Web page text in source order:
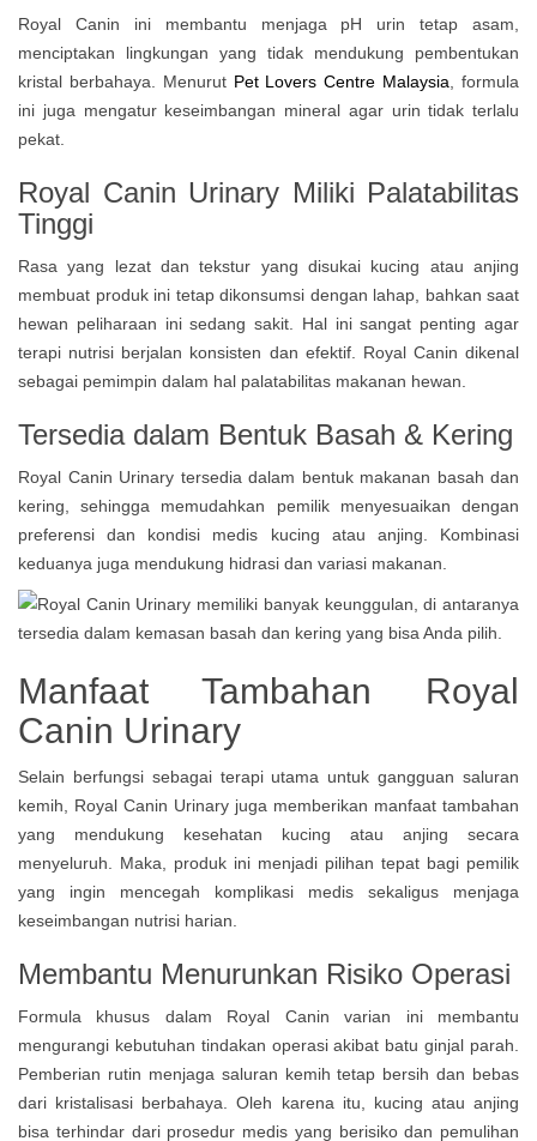
Royal Canin ini membantu menjaga pH urin tetap asam,
menciptakan lingkungan yang tidak mendukung pembentukan
kristal berbahaya. Menurut Pet Lovers Centre Malaysia , formula
ini juga mengatur keseimbangan mineral agar urin tidak terlalu
pekat.
Royal Canin Urinary Miliki Palatabilitas
Tinggi
Rasa yang lezat dan tekstur yang disukai kucing atau anjing
membuat produk ini tetap dikonsumsi dengan lahap, bahkan saat
hewan peliharaan ini sedang sakit. Hal ini sangat penting agar
terapi nutrisi berjalan konsisten dan efektif. Royal Canin dikenal
sebagai pemimpin dalam hal palatabilitas makanan hewan.
Tersedia dalam Bentuk Basah & Kering
Royal Canin Urinary tersedia dalam bentuk makanan basah dan
kering, sehingga memudahkan pemilik menyesuaikan dengan
preferensi dan kondisi medis kucing atau anjing. Kombinasi
keduanya juga mendukung hidrasi dan variasi makanan.
Manfaat Tambahan Royal
Canin Urinary
Selain berfungsi sebagai terapi utama untuk gangguan saluran
kemih, Royal Canin Urinary juga memberikan manfaat tambahan
yang mendukung kesehatan kucing atau anjing secara
menyeluruh. Maka, produk ini menjadi pilihan tepat bagi pemilik
yang ingin mencegah komplikasi medis sekaligus menjaga
keseimbangan nutrisi harian.
Membantu Menurunkan Risiko Operasi
Formula khusus dalam Royal Canin varian ini membantu
mengurangi kebutuhan tindakan operasi akibat batu ginjal parah.
Pemberian rutin menjaga saluran kemih tetap bersih dan bebas
dari kristalisasi berbahaya. Oleh karena itu, kucing atau anjing
bisa terhindar dari prosedur medis yang berisiko dan pemulihan